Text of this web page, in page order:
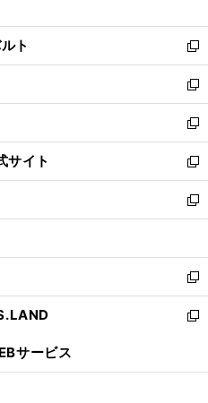
開
く
ウ
で
開
く
ン
ド
ウ
で
開
く
ウ
ィ
ン
ド
ウ
で
開
く
ト
新
し
い
ウ
ィ
ン
ド
ウ
で
開
新
し
い
ウ
ィ
ン
ド
ウ
開
く
新
し
い
ウ
ィ
ン
ウ
で
開
く
サイト
新
し
い
ウ
ン
ド
ウ
で
新
し
ウ
ィ
ン
ド
開
新
し
い
ン
新
ウ
サービス